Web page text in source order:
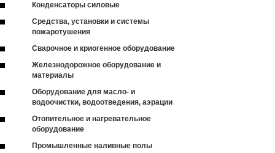
Конденсаторы силовые
Средства, установки и системы
пожаротушения
Сварочное и криогенное оборудование
Железнодорожное оборудование и
материалы
Оборудование для масло- и
водоочистки, водоотведения, аэрации
Отопительное и нагревательное
оборудование
Промышленные наливные полы